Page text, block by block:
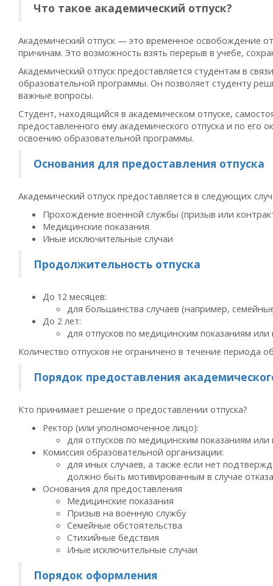
Что такое академический отпуск?
Академический отпуск — это временное освобождение
причинам. Это возможность взять перерыв в учебе,
Академический отпуск предоставляется студентам в
образовательной программы. Он позволяет студенту
важные вопросы.
Студент, находящийся в академическом отпуске,
предоставленного ему академического отпуска и по его
освоению образовательной программы.
Основания для предоставления отпуска
Академический отпуск предоставляется в следующих
Прохождение военной службы (призыв или
Медицинские показания
Иные исключительные случаи
Продолжительность отпуска
До 12 месяцев:
для большинства случаев (например,
До 2 лет:
для отпусков по медицинским показаниям
Количество отпусков не ограничено в течение периода
Порядок предоставления
Кто принимает решение о предоставлении отпуска?
Ректор (или уполномоченное лицо):
для отпусков по медицинским показаниям или
Комиссия образовательной организации:
для иных случаев, а также если нет
должно быть мотивированным в случае
Основания для предоставления
Медицинские показания
Призыв на военную службу
Семейные обстоятельства
Стихийные бедствия
Иные исключительные случаи
Порядок оформления